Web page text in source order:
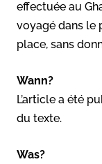
effectuée au
voyagé dans le
place, sans
Wann?
L’article a été
du texte.
Was?